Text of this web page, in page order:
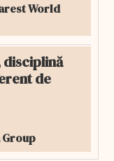
World
de
Group